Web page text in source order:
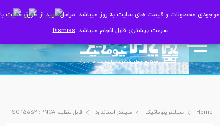
موجودی محصولات و قیمت های سایت به روز میباشد. مراحل خرید از طریق سایت با
سرعت بیشتری قابل انجام میباشد.Dismiss
موجودی محصولات و قیمت های سایت به روز میباشد. مراحل خرید از طریق سایت با
سرعت بیشتری قابل انجام میباشد.Dismiss
Home سیلندر پنوماتیک سیلندر استاندارد قابل تنظیم ISO 15552 :PNCA